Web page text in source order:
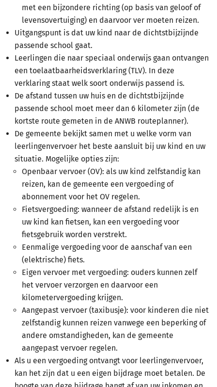
met een bijzondere richting (op basis van geloof of
levensovertuiging) en daarvoor ver moeten reizen.
Uitgangspunt is dat uw kind naar de dichtstbijzijnde
passende school gaat.
Leerlingen die naar speciaal onderwijs gaan ontvangen
een toelaatbaarheidsverklaring (TLV). In deze
verklaring staat welk soort onderwijs passend is.
De afstand tussen uw huis en de dichtstbijzijnde
passende school moet meer dan 6 kilometer zijn (de
kortste route gemeten in de ANWB routeplanner).
De gemeente bekijkt samen met u welke vorm van
leerlingenvervoer het beste aansluit bij uw kind en uw
situatie. Mogelijke opties zijn:
Openbaar vervoer (OV): als uw kind zelfstandig kan
reizen, kan de gemeente een vergoeding of
abonnement voor het OV regelen.
Fietsvergoeding: wanneer de afstand redelijk is en
uw kind kan fietsen, kan een vergoeding voor
fietsgebruik worden verstrekt.
Eenmalige vergoeding voor de aanschaf van een
(elektrische) fiets.
Eigen vervoer met vergoeding: ouders kunnen zelf
het vervoer verzorgen en daarvoor een
kilometervergoeding krijgen.
Aangepast vervoer (taxibusje): voor kinderen die niet
zelfstandig kunnen reizen vanwege een beperking of
andere omstandigheden, kan de gemeente
aangepast vervoer regelen.
Als u een vergoeding ontvangt voor leerlingenvervoer,
kan het zijn dat u een eigen bijdrage moet betalen. De